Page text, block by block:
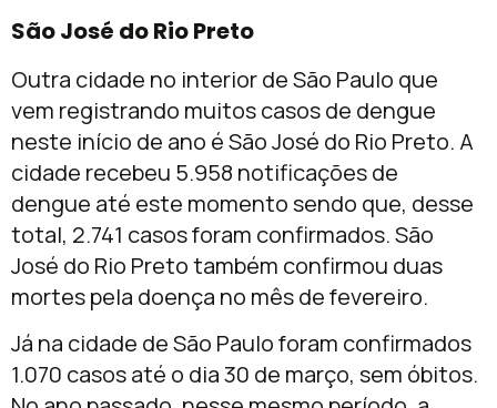
São José do Rio Preto
Outra cidade no interior de São Paulo que
vem registrando muitos casos de dengue
neste início de ano é São José do Rio Preto. A
cidade recebeu 5.958 notificações de
dengue até este momento sendo que, desse
total, 2.741 casos foram confirmados. São
José do Rio Preto também confirmou duas
mortes pela doença no mês de fevereiro.
Já na cidade de São Paulo foram confirmados
1.070 casos até o dia 30 de março, sem óbitos.